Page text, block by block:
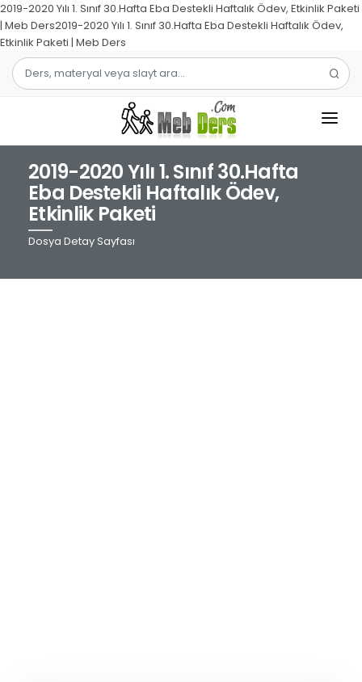
2019-2020 Yılı 1. Sınıf 30.Hafta Eba Destekli Haftalık Ödev, Etkinlik Paketi
| Meb Ders2019-2020 Yılı 1. Sınıf 30.Hafta Eba Destekli Haftalık Ödev,
Etkinlik Paketi | Meb Ders
1.SINIF
2.SINIF
3.SINIF
4.SINIF
2019-2020 Yılı 1. Sınıf 30.Hafta
Eba Destekli Haftalık Ödev,
Etkinlik Paketi
Dosya Detay Sayfası